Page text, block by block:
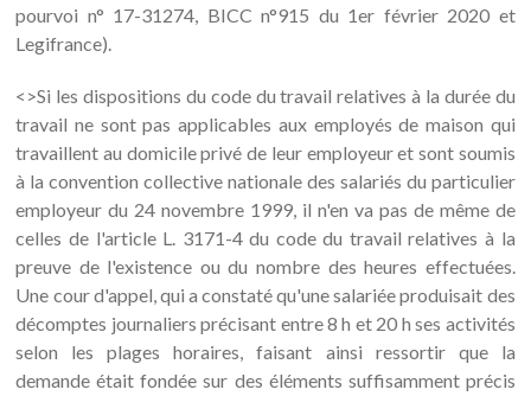
pourvoi n° 17-31274, BICC n°915 du 1er février 2020 et
Legifrance).
<>Si les dispositions du code du travail relatives à la durée du
travail ne sont pas applicables aux employés de maison qui
travaillent au domicile privé de leur employeur et sont soumis
à la convention collective nationale des salariés du particulier
employeur du 24 novembre 1999, il n'en va pas de même de
celles de l'article L. 3171-4 du code du travail relatives à la
preuve de l'existence ou du nombre des heures effectuées.
Une cour d'appel, qui a constaté qu'une salariée produisait des
décomptes journaliers précisant entre 8 h et 20 h ses activités
selon les plages horaires, faisant ainsi ressortir que la
demande était fondée sur des éléments suffisamment précis